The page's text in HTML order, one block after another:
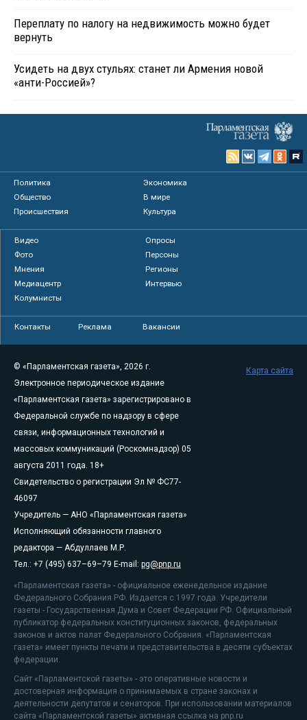
Переплату по налогу на недвижимость можно будет
вернуть
Усидеть на двух стульях: станет ли Армения новой
«анти-Россией»?
Политика
Экономика
Общество
В мире
Происшествия
Культура
Видео
Опросы
Фото
Персоны
Мнения
Регионы
Медиацентр
Интервью
Колумнисты
Контакты Реклама Вакансии
© «Парламентская газета», 2026 г.
Электронное периодическое издание
«Парламентская газета» зарегистрировано в
Федеральной службе по надзору в сфере
связи, информационных технологий и
массовых коммуникаций (Роскомнадзор) 05
августа 2011 года. 18+
Свидетельство о регистрации Эл № ФС77-
46097
Учредитель — АНО «Парламентская газета»
Исполняющий обязанности главного
редактора — Абдуллаев М.Р.
Тел.: +7 (495) 637–69–79 E-mail: pg@pnp.ru
«Парламентская газета» - официальное еженедельное издание
Федерального Собрания РФ. Издается с 1997 года. Учредители
газеты - Государственная Дума и Совет Федерации РФ. Официальный
публикатор федеральных конституционных законов, федеральных
законов и актов палат Федерального Собрания. «Парламентская
газета» имеет пункты печати и представительства в десяти субъектах
федерации.
Сайт «Парламентской газеты» - это оперативные новости и
достоверная информация о принимаемых в стране законах и
деятельности депутатов и сенаторов. При использовании материалов
сайта «Парламентской газеты» активная ссылка на pnp.ru
Карта сайта